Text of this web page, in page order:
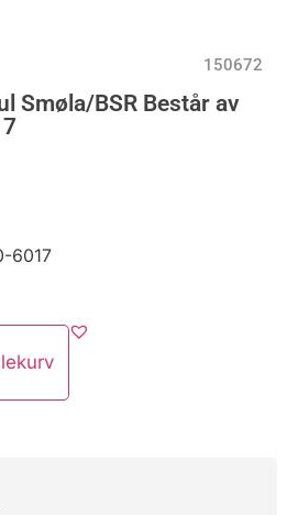
150672
Smøla/BSR Består av
6017